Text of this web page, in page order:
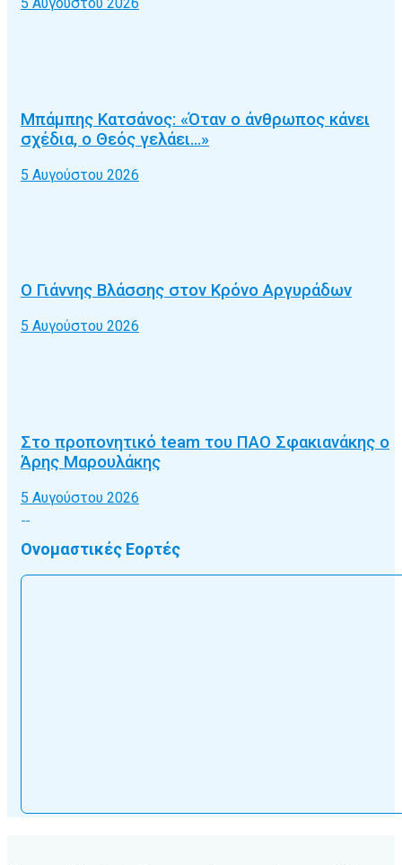
Μπάμπης Κατσάνος: «Όταν ο άνθρωπος κάνει
σχέδια, ο Θεός γελάει…»
5 Αυγούστου 2026
Ο Γιάννης Βλάσσης στον Κρόνο Αργυράδων
5 Αυγούστου 2026
Στο προπονητικό team του ΠΑΟ Σφακιανάκης ο
Άρης Μαρουλάκης
5 Αυγούστου 2026
Ονομαστικές Εορτές